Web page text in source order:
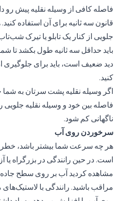
فاصله کافی از وسیله نقلیه پیش رو
قانون سه ثانيه برای آن استفاده
جلویی از کنار یک تابلو یا تیرک
باید حداقل سه ثانیه طول بکشد تا
دید ضعیف است، باید برای جلوگیری
کنید.
اگر وسیله نقلیه پشت سرتان به
فاصله بین خود و وسیله نقلیه جلویی
ناگهانی کم شود.
سرخوردن روی آب
هر چه سرعت شما بیشتر باشد،
است. در حین رانندگی در بزرگراه یا
مشاهده کردید آب بر روی سطح جاده
مراقب باشید. رانندگی با